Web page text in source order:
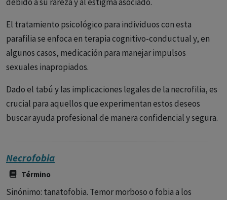
El tratamiento psicológico para individuos con esta
parafilia se enfoca en terapia cognitivo-conductual y, en
algunos casos, medicación para manejar impulsos
sexuales inapropiados.
Dado el tabú y las implicaciones legales de la necrofilia, es
crucial para aquellos que experimentan estos deseos
buscar ayuda profesional de manera confidencial y segura.
Necrofobia
Término
Sinónimo: tanatofobia. Temor morboso o fobia a los